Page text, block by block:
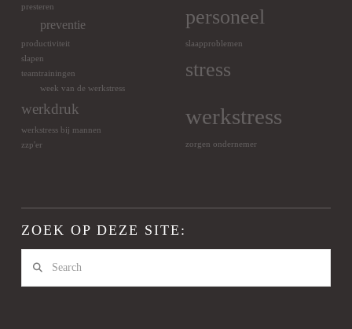
personeel
presteren
preventie
productiviteit
slaapproblemen
slapen
stress
teamtrainingen
week van de werkstress
werkdruk werkstress
werkstress bij mannen
zorgen ondernemer
zzp'er
ZOEK OP DEZE SITE: